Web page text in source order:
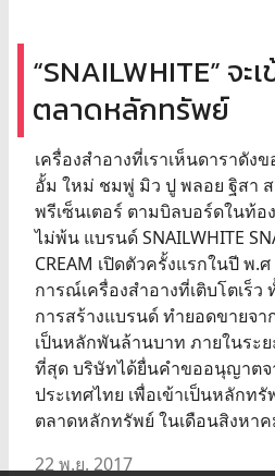
“SNAILWHITE” จะเ
ตลาดหลักทรัพย์
เครื่องสำอางที่เราเห็นดาราดัง
อั้ม ใหม่ ชมพู่ มิว ปู พลอย ฐิสา
พรีเซ็นเตอร์ ตามบิลบอร์ดในท้
ไม่พ้น แบรนด์ SNAILWHITE
CREAM เปิดตัวครั้งแรกในปี พ.
การณ์เครื่องสำอางที่เติบโตเร็
การสร้างแบรนด์ ทำยอดขายจ
เป็นหลักพันล้านบาท ภายในระย
ที่สุด บริษัทได้ยื่นคำขออนุญาต
ประเทศไทย เพื่อเข้าเป็นหลักท
ตลาดหลักทรัพย์ ในเดือนสิงหา
22 พ.ย. 2017